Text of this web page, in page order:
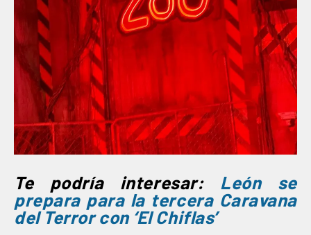
Te podría interesar: León se
prepara para la tercera Caravana
del Terror con ‘El Chiflas’